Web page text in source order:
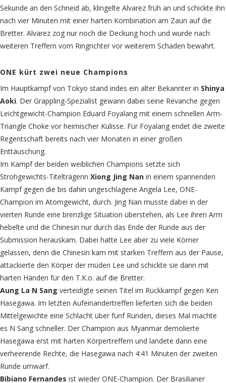
Sekunde an den Schneid ab, klingelte Alvarez früh an und schickte ihn
nach vier Minuten mit einer harten Kombination am Zaun auf die
Bretter. Alvarez zog nur noch die Deckung hoch und wurde nach
weiteren Treffern vom Ringrichter vor weiterem Schaden bewahrt.
ONE kürt zwei neue Champions
Im Hauptkampf von Tokyo stand indes ein alter Bekannter in Shinya
Aoki. Der Grappling-Spezialist gewann dabei seine Revanche gegen
Leichtgewicht-Champion Eduard Foyalang mit einem schnellen Arm-
Triangle Choke vor heimischer Kulisse. Für Foyalang endet die zweite
Regentschaft bereits nach vier Monaten in einer großen
Enttäuschung.
Im Kampf der beiden weiblichen Champions setzte sich
Strohgewichts-Titelträgerin Xiong Jing Nan in einem spannenden
Kampf gegen die bis dahin ungeschlagene Angela Lee, ONE-
Champion im Atomgewicht, durch. Jing Nan musste dabei in der
vierten Runde eine brenzlige Situation überstehen, als Lee ihren Arm
hebelte und die Chinesin nur durch das Ende der Runde aus der
Submission herauskam. Dabei hatte Lee aber zu viele Körner
gelassen, denn die Chinesin kam mit starken Treffern aus der Pause,
attackierte den Körper der müden Lee und schickte sie dann mit
harten Händen für den T.K.o. auf die Bretter.
Aung La N Sang verteidigte seinen Titel im Rückkampf gegen Ken
Hasegawa. Im letzten Aufeinandertreffen lieferten sich die beiden
Mittelgewichte eine Schlacht über fünf Runden, dieses Mal machte
es N Sang schneller. Der Champion aus Myanmar demolierte
Hasegawa erst mit harten Körpertreffern und landete dann eine
verheerende Rechte, die Hasegawa nach 4:41 Minuten der zweiten
Runde umwarf.
Bibiano Fernandes ist wieder ONE-Champion. Der Brasilianer